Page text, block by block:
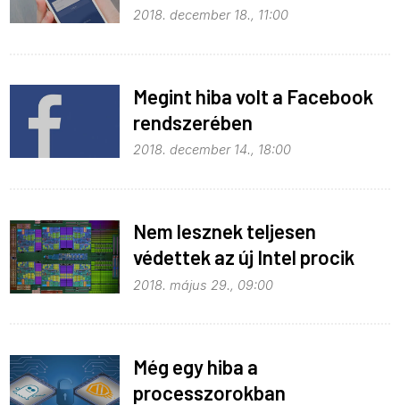
2018. december 18., 11:00
Megint hiba volt a Facebook
rendszerében
2018. december 14., 18:00
Nem lesznek teljesen
védettek az új Intel procik
sem
2018. május 29., 09:00
Még egy hiba a
processzorokban